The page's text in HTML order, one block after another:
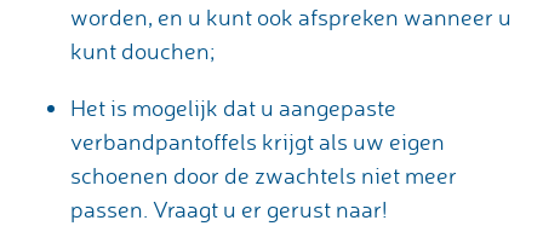
worden, en u kunt ook afspreken wanneer u
kunt douchen;
Het is mogelijk dat u aangepaste
verbandpantoffels krijgt als uw eigen
schoenen door de zwachtels niet meer
passen. Vraagt u er gerust naar!